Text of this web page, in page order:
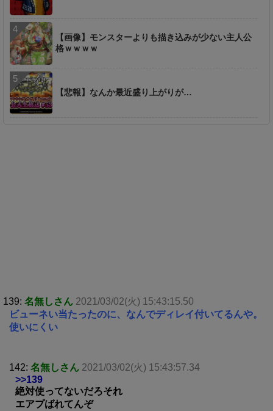
【画像】モンスターよりも描き込みが少ない主人公
格ｗｗｗｗ
【悲報】なんか最近盛り上がりが…
139: 名無しさん 2021/03/02(火) 15:43:15.50
ビューネい当たったのに、なんでディレイ付いてるんや。
使いにくい
142: 名無しさん 2021/03/02(火) 15:43:57.34
>>139
絶対使ってないだろそれ
エアプばれてんぞ